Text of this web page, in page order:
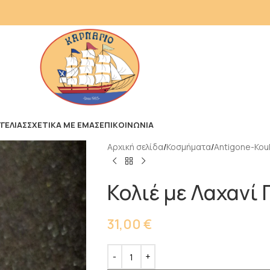
ΣΧΕΤΙΚΑ ΜΕ ΕΜΑΣΕΠΙΚΟΙΝΩΝΙΑ
Αρχική σελίδα Κοσμήματα Antigone-
Κολιέ με Λαχανί
31,00 €